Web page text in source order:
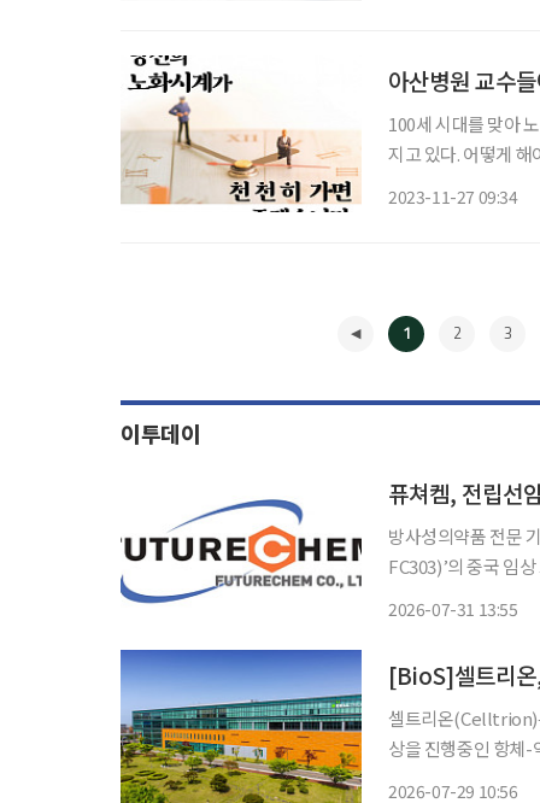
아산병원 교수
100세 시대를 맞아
지고 있다. 어떻게
2023-11-27 09:34
1 2 3
이투데이
방사성의약품 전문
FC303)’의 중국 임
2026-07-31 13:55
[BioS]셀트리
셀트리온(Celltrion)
상을 진행중인 항체-
2026-07-29 10:56